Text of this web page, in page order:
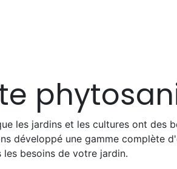
les jardins et les cultures ont
développé une gamme complète
besoins de votre jardin.